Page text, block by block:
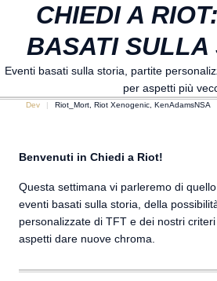
CHIEDI A
BASATI SULLA
Eventi basati sulla storia, partite
per aspetti più
Dev Riot_Mort, Riot Xenogenic, KenAdamsNSA
Benvenuti in Chiedi a Riot!
Questa settimana vi parleremo di
eventi basati sulla storia, della
personalizzate di TFT e dei nostri
aspetti dare nuove chroma.